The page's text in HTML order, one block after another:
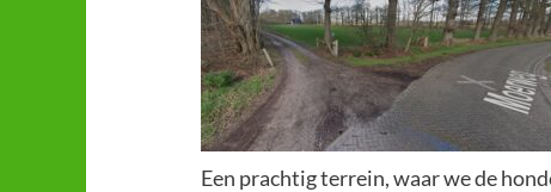
Een prachtig terrein, waar we de